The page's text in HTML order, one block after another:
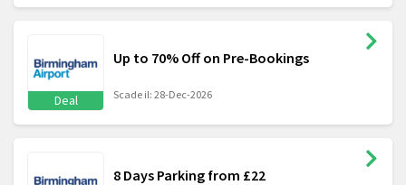
Deal
Up to 70% Off on Pre-Bookings
Scade il: 28-Dec-2026
8 Days Parking from £22